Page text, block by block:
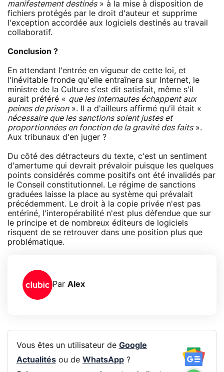
manifestement destinés» à la mise à disposition de
fichiers protégés par le droit d'auteur et supprime
l'exception accordée aux logiciels destinés au travail
collaboratif.
Conclusion ?
En attendant l'entrée en vigueur de cette loi, et
l'inévitable fronde qu'elle entraînera sur Internet, le
ministre de la Culture s'est dit satisfait, même s'il
aurait préféré « que les internautes échappent aux
peines de prison». Il a d'ailleurs affirmé qu'il était «
nécessaire que les sanctions soient justes et
proportionnées en fonction de la gravité des faits».
Aux tribunaux d'en juger ?
Du côté des détracteurs du texte, c'est un sentiment
d'amertume qui devrait prévaloir puisque les quelques
points considérés comme positifs ont été invalidés par
le Conseil constitutionnel. Le régime de sanctions
graduées laisse la place au système qui prévalait
précédemment. Le droit à la copie privée n'est pas
entériné, l'interopérabilité n'est plus défendue que sur
le principe et de nombreux éditeurs de logiciels
risquent de se retrouver dans une position plus que
problématique.
Par Alex
Vous êtes un utilisateur de Google
Actualitésou de WhatsApp?